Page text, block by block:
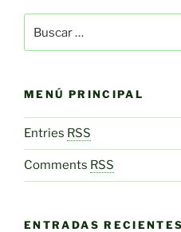
por:
MENÚ PRINCIPAL
Entries RSS
Comments RSS
ENTRADAS RECIENTES